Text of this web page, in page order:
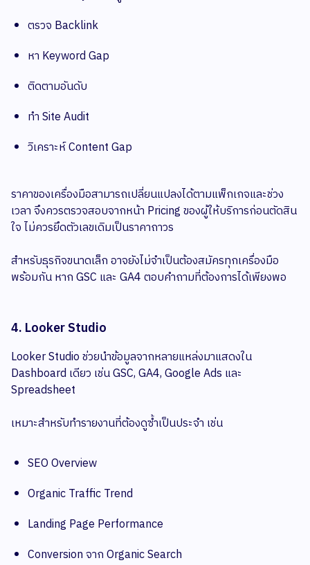
ตรวจ Backlink
หา Keyword Gap
ติดตามอันดับ
ทำ Site Audit
วิเคราะห์ Content Gap
ราคาของเครื่องมือสามารถเปลี่ยนแปลงได้ตามแพ็กเกจและช่วง
เวลา จึงควรตรวจสอบจากหน้า Pricing ของผู้ให้บริการก่อนตัดสิน
ใจ ไม่ควรยึดตัวเลขเดิมเป็นราคาถาวร
สำหรับธุรกิจขนาดเล็ก อาจยังไม่จำเป็นต้องสมัครทุกเครื่องมือ
พร้อมกัน หาก GSC และ GA4 ตอบคำถามที่ต้องการได้เพียงพอ
4. Looker Studio
Looker Studio ช่วยนำข้อมูลจากหลายแหล่งมาแสดงใน
Dashboard เดียว เช่น GSC, GA4, Google Ads และ
Spreadsheet
เหมาะสำหรับทำรายงานที่ต้องดูซ้ำเป็นประจำ เช่น
SEO Overview
Organic Traffic Trend
Landing Page Performance
Conversion จาก Organic Search